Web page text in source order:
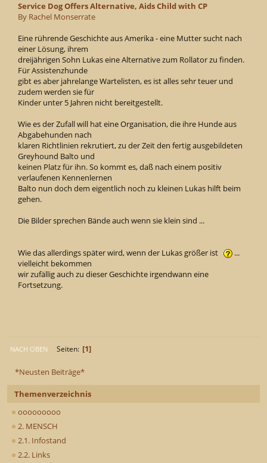
*Neusten Beiträge*
Themenverzeichnis
ooooooooo
2. MENSCH
2.1. Infostand
2.2. Links
Service Dog Offers Alternative, Aids Child with CP
By Rachel Monserrate
Eine rührende Geschichte aus Amerika - eine Mutter sucht nach
einer Lösung, ihrem
dreijährigen Sohn Lukas eine Alternative zum Rollator zu finden.
Für Assistenzhunde
gibt es aber jahrelange Wartelisten, es ist alles sehr teuer und
zudem werden sie für
Kinder unter 5 Jahren nicht bereitgestellt.
Wie es der Zufall will hat eine Organisation, die ihre Hunde aus
Abgabehunden nach
klaren Richtlinien rekrutiert, zu der Zeit den fertig ausgebildeten
Greyhound Balto und
keinen Platz für ihn. So kommt es, daß nach einem positiv
verlaufenen Kennenlernen
Balto nun doch dem eigentlich noch zu kleinen Lukas hilft beim
gehen.
Die Bilder sprechen Bände auch wenn sie klein sind ...
Wie das allerdings später wird, wenn der Lukas größer ist
...
vielleicht bekommen
wir zufällig auch zu dieser Geschichte irgendwann eine
Fortsetzung.
NACH OBEN Seiten 1